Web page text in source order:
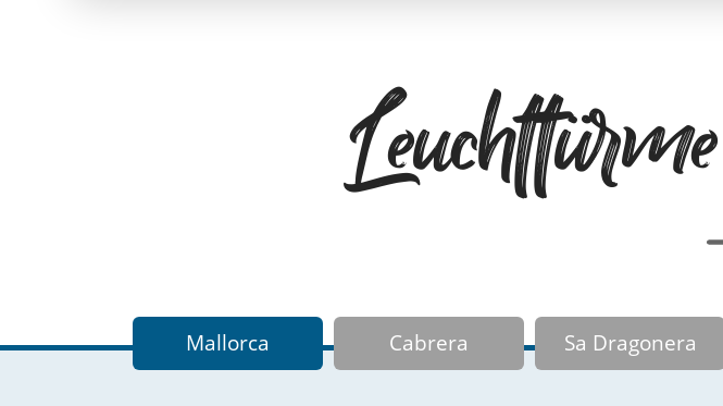
Mallorca Cabrera Sa Dragonera